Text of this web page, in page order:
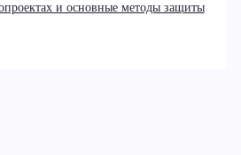
и основные методы защиты